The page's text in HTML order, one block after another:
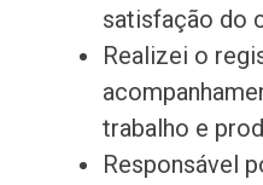
satisfação do
Realizei o
trabalho e
Responsável